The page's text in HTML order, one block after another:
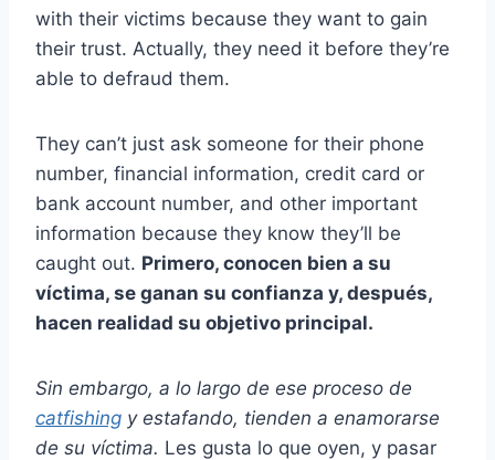
with their victims because they want to gain
their trust. Actually, they need it before they’re
able to defraud them.
They can’t just ask someone for their phone
number, financial information, credit card or
bank account number, and other important
information because they know they’ll be
caught out. Primero, conocen bien a su
víctima, se ganan su confianza y, después,
hacen realidad su objetivo principal.
Sin embargo, a lo largo de ese proceso de
catfishing y estafando, tienden a enamorarse
de su víctima. Les gusta lo que oyen, y pasar